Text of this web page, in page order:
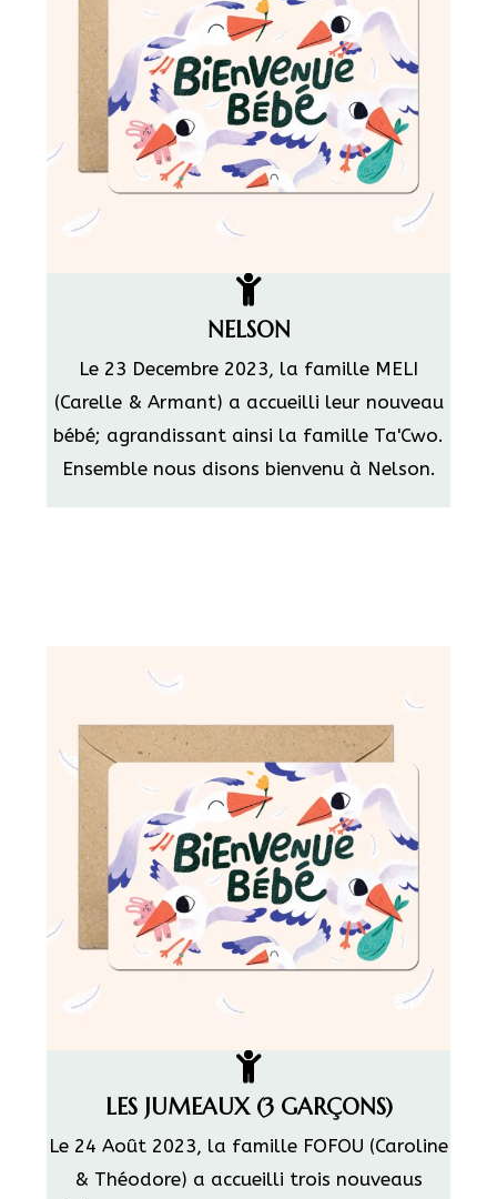
NELSON
Le 23 Decembre 2023, la famille MELI
(Carelle & Armant) a accueilli leur nouveau
bébé; agrandissant ainsi la famille Ta'Cwo.
Ensemble nous disons bienvenu à Nelson.
LES JUMEAUX (3 GARÇONS)
Le 24 Août 2023, la famille FOFOU (Caroline
& Théodore) a accueilli trois nouveaus